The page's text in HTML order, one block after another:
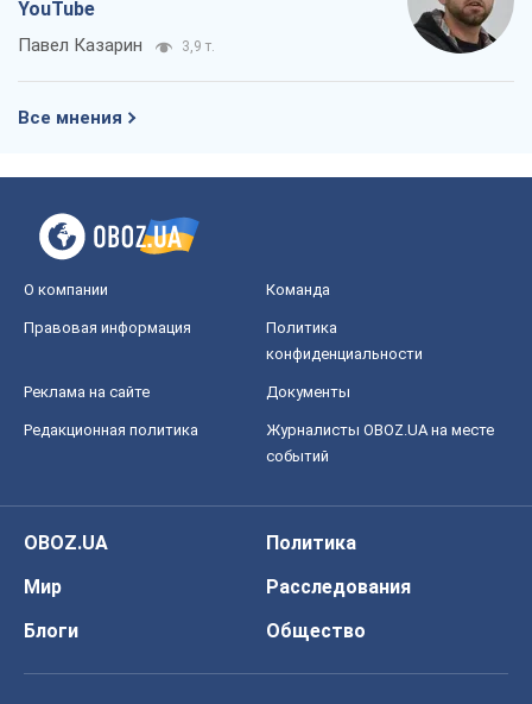
YouTube
Павел Казарин 3,9 т.
Все мнения
О компании Команда
Правовая информация
Политика
конфиденциальности
Реклама на сайте Документы
Редакционная политика
Журналисты OBOZ.UA на месте
событий
OBOZ.UA
Политика
Мир
Расследования
Блоги
Общество